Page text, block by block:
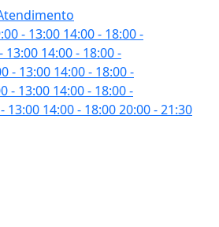
- 13:00 14:00 - 18:00-
13:00 14:00 - 18:00-
- 13:00 14:00 - 18:00-
- 13:00 14:00 - 18:00-
13:00 14:00 - 18:0020:00 - 21:30